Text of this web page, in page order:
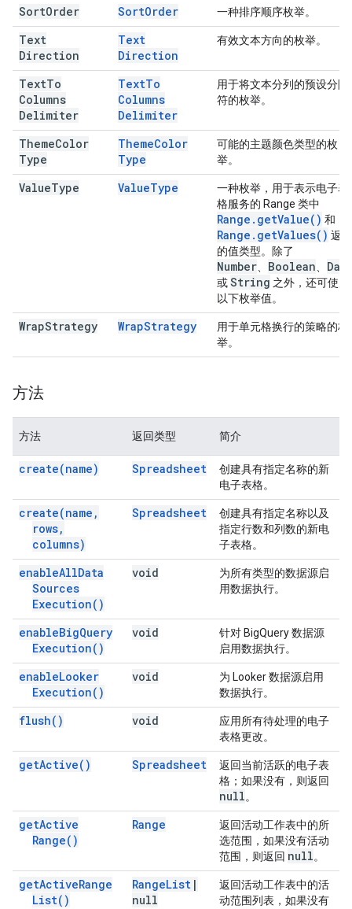
SortOrder SortOrder 一种排序顺序枚举。
Text
Direction
Text
Direction
有效文本方向的枚举。
TextTo
Columns
Delimiter
TextTo
Columns
Delimiter
用于将文本分列的预设分隔
符的枚举。
ThemeColor
Type
ThemeColor
Type
可能的主题颜色类型的枚
举。
ValueType ValueType
一种枚举，用于表示电子表
格服务的 Range 类中
Range . getValue( ) 和
Range . getValues( ) 返回
的值类型。除了
Number Boolean
或String 之外，还可使用
以下枚举值。
WrapStrategy WrapStrategy
用于单元格换行的策略的枚
举。
方法
方法 返回类型 简介
create(name) Spreadsheet
创建具有指定名称的新
电子表格。
create(name ,
rows,
columns)
Spreadsheet
创建具有指定名称以及
指定行数和列数的新电
子表格。
enableAllData
Sources
Execution( )
void
为所有类型的数据源启
用数据执行。
enableBigQuery
Execution( )
void
针对 BigQuery 数据源
启用数据执行。
enableLooker
Execution( )
void
为 Looker 数据源启用
数据执行。
flush( ) void
应用所有待处理的电子
表格更改。
getActive( ) Spreadsheet
返回当前活跃的电子表
格；如果没有，则返回
null。
getActive
Range( )
Range
返回活动工作表中的所
选范围，如果没有活动
范围，则返回 null。
getActiveRange
List( )
RangeList |
null
返回活动工作表中的活
动范围列表，如果没有